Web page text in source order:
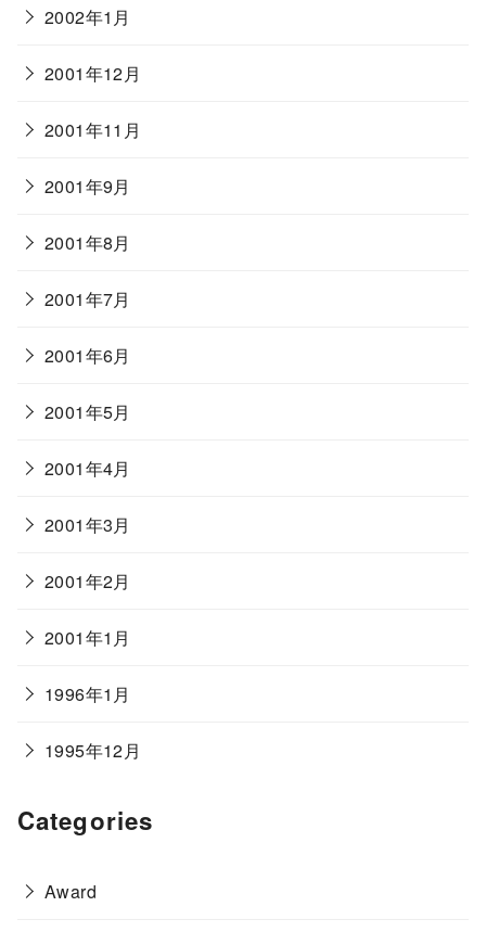
2002年1月
2001年12月
2001年11月
2001年9月
2001年8月
2001年7月
2001年6月
2001年5月
2001年4月
2001年3月
2001年2月
2001年1月
1996年1月
1995年12月
Categories
Award